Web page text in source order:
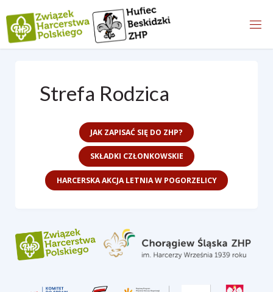
do
treści
on line
Strefa Rodzica
JAK ZAPISAĆ SIĘ DO ZHP?
SKŁADKI CZŁONKOWSKIE
HARCERSKA AKCJA LETNIA W POGORZELICY